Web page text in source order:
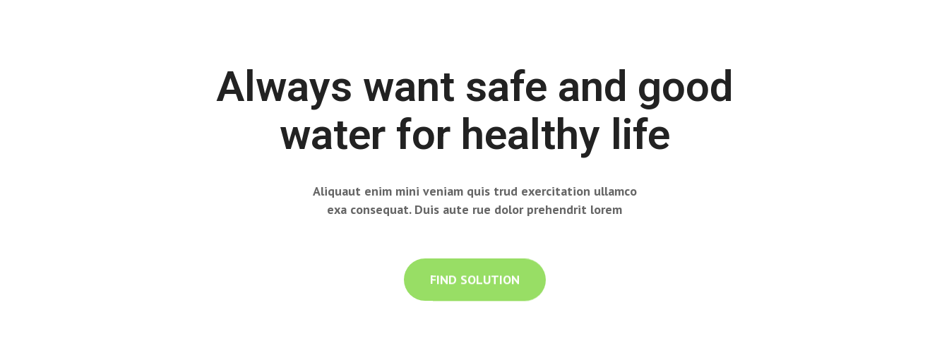
Always want safe and good
water for healthy life
Aliquaut enim mini veniam quis trud exercitation ullamco
exa consequat. Duis aute rue dolor prehendrit lorem
FIND SOLUTION